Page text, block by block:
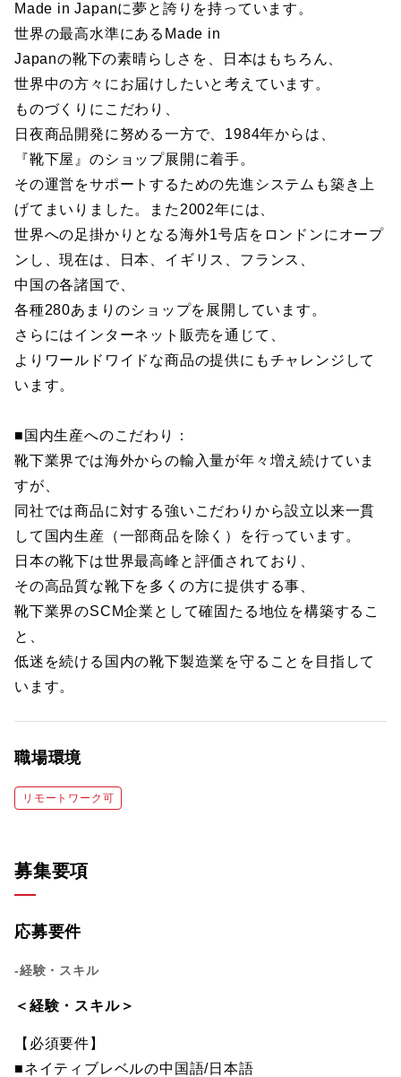
Made in Japanに夢と誇りを持っています。
世界の最高水準にあるMade in
Japanの靴下の素晴らしさを、日本はもちろん、
世界中の方々にお届けしたいと考えています。
ものづくりにこだわり、
日夜商品開発に努める一方で、1984年からは、
『靴下屋』のショップ展開に着手。
その運営をサポートするための先進システムも築き上
げてまいりました。また2002年には、
世界への足掛かりとなる海外1号店をロンドンにオープ
ンし、現在は、日本、イギリス、フランス、
中国の各諸国で、
各種280あまりのショップを展開しています。
さらにはインターネット販売を通じて、
よりワールドワイドな商品の提供にもチャレンジして
います。
■国内生産へのこだわり：
靴下業界では海外からの輸入量が年々増え続けていま
すが、
同社では商品に対する強いこだわりから設立以来一貫
して国内生産（一部商品を除く）を行っています。
日本の靴下は世界最高峰と評価されており、
その高品質な靴下を多くの方に提供する事、
靴下業界のSCM企業として確固たる地位を構築するこ
と、
低迷を続ける国内の靴下製造業を守ることを目指して
います。
職場環境
リモートワーク可
募集要項
応募要件
-経験・スキル
＜経験・スキル＞
【必須要件】
■ネイティブレベルの中国語/日本語